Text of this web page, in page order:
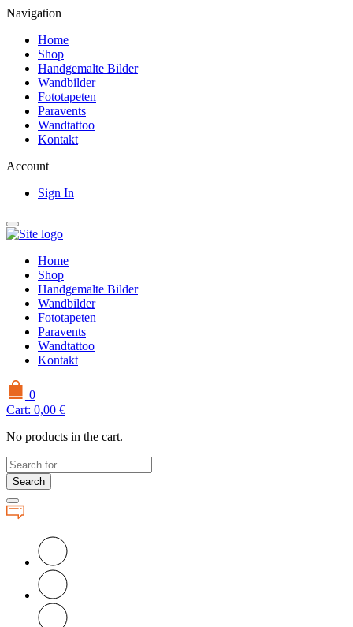
Navigation
Home
Shop
Handgemalte Bilder
Wandbilder
Fototapeten
Paravents
Wandtattoo
Kontakt
Account
Sign In
Home
Shop
Handgemalte Bilder
Wandbilder
Fototapeten
Paravents
Wandtattoo
Kontakt
0
Cart: 0,00 €
No products in the cart.
Search